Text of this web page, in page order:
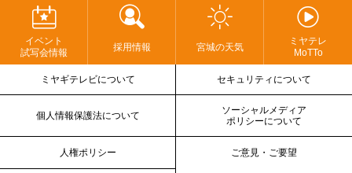
イベント
試写会情報
採用情報 宮城の天気
ミヤテレ
MoTTo
ミヤギテレビについて セキュリティについて
個人情報保護法について
ソーシャルメディア
ポリシーについて
人権ポリシー ご意見・ご要望